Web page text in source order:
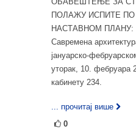
ПОЛАЖУ ИСПИТЕ
НАСТАВНОМ ПЛАНУ:
Савремена
јануарско-
уторак, 10. фебруара
кабинету 234.
... прочитај више
0